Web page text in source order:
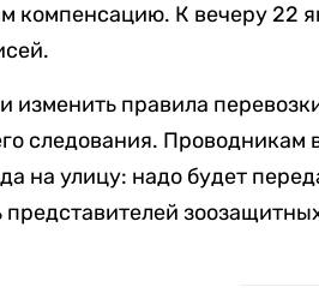
компенсацию. К вечеру 22
изменить правила
следования. Проводникам
на улицу: надо будет